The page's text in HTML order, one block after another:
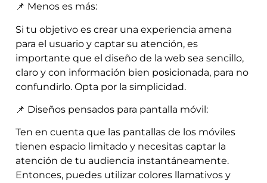
📌 Menos es más:
Si tu objetivo es crear una experiencia amena
para el usuario y captar su atención, es
importante que el diseño de la web sea sencillo,
claro y con información bien posicionada, para no
confundirlo. Opta por la simplicidad.
📌 Diseños pensados para pantalla móvil:
Ten en cuenta que las pantallas de los móviles
tienen espacio limitado y necesitas captar la
atención de tu audiencia instantáneamente.
Entonces, puedes utilizar colores llamativos y